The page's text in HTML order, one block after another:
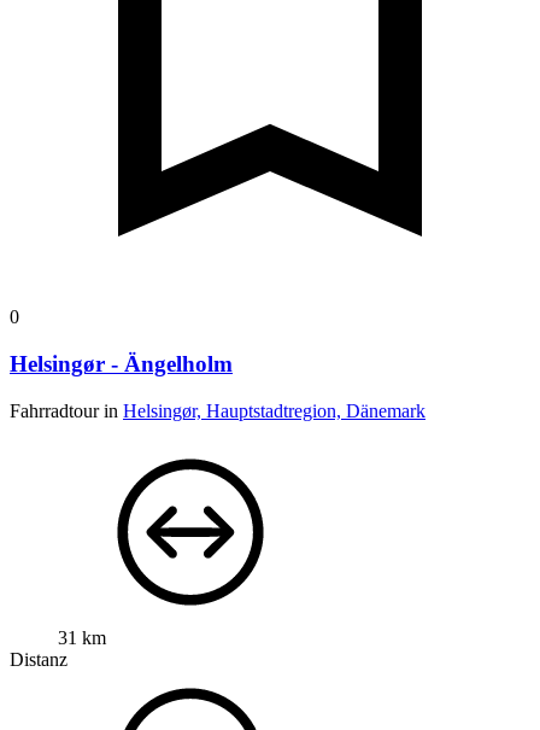
0
Helsingør - Ängelholm
Fahrradtour in Helsingør, Hauptstadtregion, Dänemark
31 km
Distanz